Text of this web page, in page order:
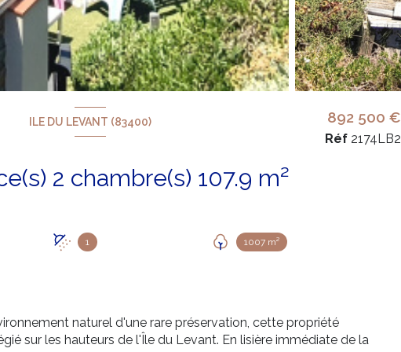
ILE DU LEVANT (83400)
Villa 4 pièce(s) 2 chambre(s) 107.9 m²
1 1007 m²
892 500 €
Réf 2174LB2
naturel d'une rare préservation, cette propriété
sur les hauteurs de l'Île du Levant. En lisière immédiate de la